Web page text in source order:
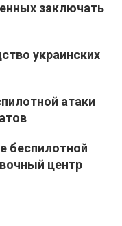
заключать
украинских
атаки
беспилотной
центр